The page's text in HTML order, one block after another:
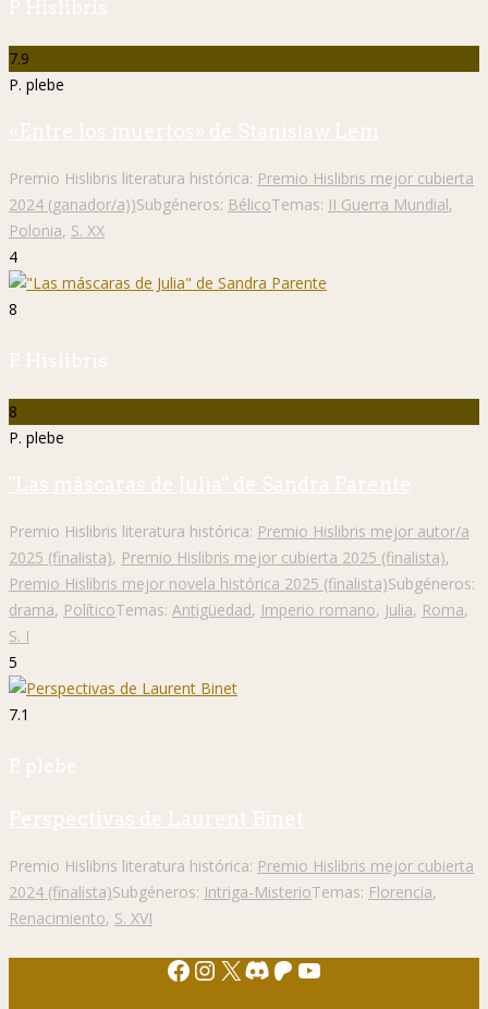
P. Hislibris
7.9
P. plebe
«Entre los muertos» de Stanisław Lem
Premio Hislibris literatura histórica: Premio Hislibris mejor cubierta
2024 (ganador/a))Subgéneros: BélicoTemas: II Guerra Mundial,
Polonia, S. XX
4
8
P. Hislibris
8
P. plebe
"Las máscaras de Julia" de Sandra Parente
Premio Hislibris literatura histórica: Premio Hislibris mejor autor/a
2025 (finalista), Premio Hislibris mejor cubierta 2025 (finalista),
Premio Hislibris mejor novela histórica 2025 (finalista)Subgéneros:
drama, PolíticoTemas: Antigüedad, Imperio romano, Julia, Roma,
S. I
5
7.1
P. plebe
Perspectivas de Laurent Binet
Premio Hislibris literatura histórica: Premio Hislibris mejor cubierta
2024 (finalista)Subgéneros: Intriga-MisterioTemas: Florencia,
Renacimiento, S. XVI
Facebook
Instagram
X Discord
Patreon
YouTube